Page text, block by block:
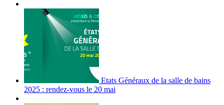
Etats Généraux de la salle de bains
2025 : rendez-vous le 20 mai